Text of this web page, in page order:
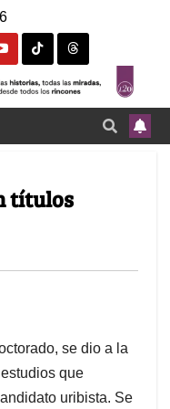
títulos
se dio a la
que
uribista. Se